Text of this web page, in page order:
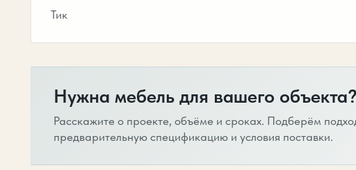
Тик
Нужна мебель для вашего объекта?
Расскажите о проекте, объёме и сроках. Подберём
предварительную спецификацию и условия поставки.